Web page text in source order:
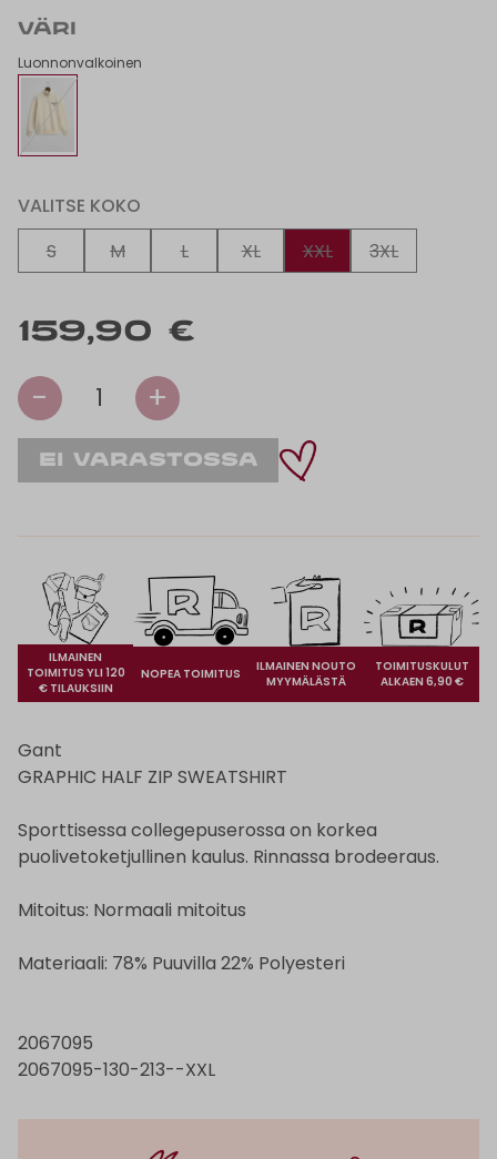
VÄRI
Luonnonvalkoinen
VALITSE KOKO
S
M L XL XXL 3XL
159,90 €
- 1 +
ILMAINEN
TOIMITUS YLI 120
€ TILAUKSIIN
NOPEA TOIMITUS
ILMAINEN NOUTO
MYYMÄLÄSTÄ
TOIMITUSKULUT
ALKAEN 6,90 €
Gant
GRAPHIC HALF ZIP SWEATSHIRT
Sporttisessa collegepuserossa on korkea
puolivetoketjullinen kaulus. Rinnassa brodeeraus.
Mitoitus: Normaali mitoitus
Materiaali: 78% Puuvilla 22% Polyesteri
2067095
2067095-130-213--XXL